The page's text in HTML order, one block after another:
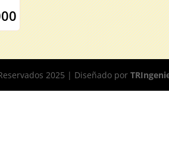
2025 | Diseñado por